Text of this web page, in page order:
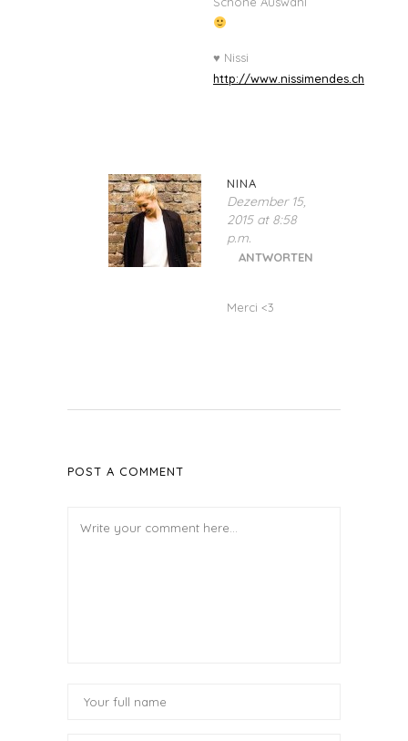
♥ Nissi
http://www.nissimendes.ch
NINA
Dezember 15,
2015 at 8:58
p.m.
ANTWORTEN
Merci <3
POST A COMMENT